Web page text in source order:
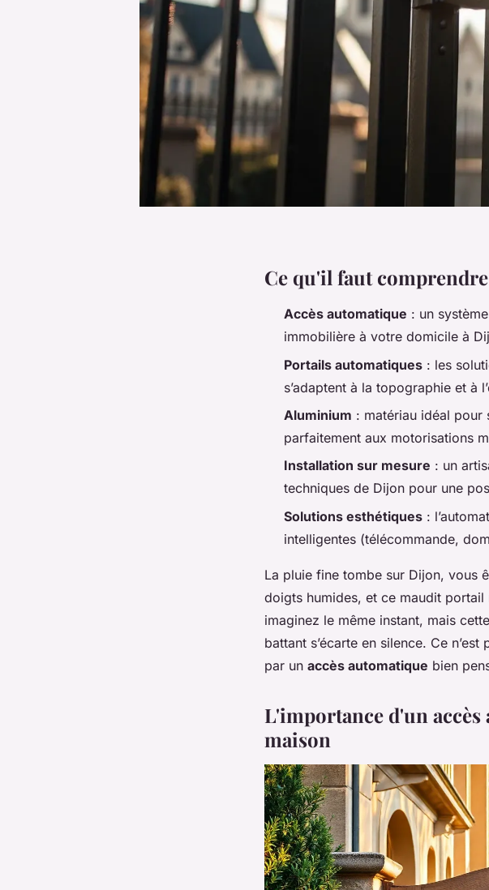
Ce qu'il faut
Accès automatique : un
immobilière à votre domicile à
Portails automatiques : les
s’adaptent à la topographie et à
Aluminium : matériau idéal pour
parfaitement aux motorisations
Installation sur mesure : un
techniques de Dijon pour une
Solutions esthétiques :
intelligentes (télécommande,
La pluie fine tombe sur Dijon, vous
doigts humides, et ce maudit portail
imaginez le même instant, mais
battant s’écarte en silence. Ce
par un accès automatique bien
L'importance d'un
maison